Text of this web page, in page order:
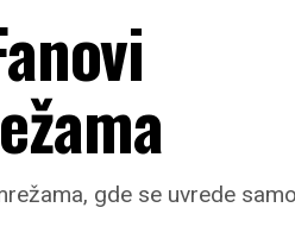
gde se uvrede